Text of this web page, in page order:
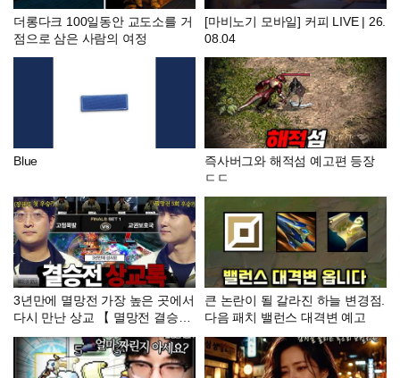
더롱다크 100일동안 교도소를 거
점으로 삼은 사람의 여정
[마비노기 모바일] 커피 LIVE | 26.
08.04
Blue
즉사버그와 해적섬 예고편 등장
ㄷㄷ
3년만에 멸망전 가장 높은 곳에서
다시 만난 상교 【 멸망전 결승전
】
큰 논란이 될 갈라진 하늘 변경점.
다음 패치 밸런스 대격변 예고